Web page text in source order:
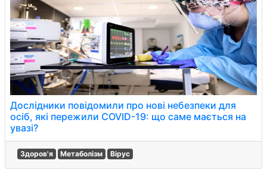
Дослідники повідомили про нові небезпеки для
осіб, які пережили COVID-19: що саме мається на
увазі?
Здоров'я Метаболізм Вірус